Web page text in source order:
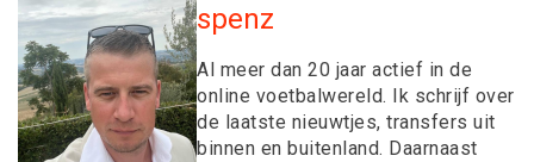
spenz
Al meer dan 20 jaar actief in de
online voetbalwereld. Ik schrijf over
de laatste nieuwtjes, transfers uit
binnen en buitenland. Daarnaast